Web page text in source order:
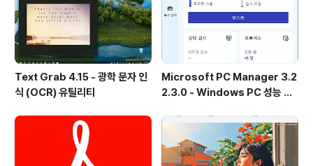
Text Grab 4.15 - 광학 문자 인
식 (OCR) 유틸리티
Microsoft PC Manager 3.2
2.3.0 - Windows PC 성능 향